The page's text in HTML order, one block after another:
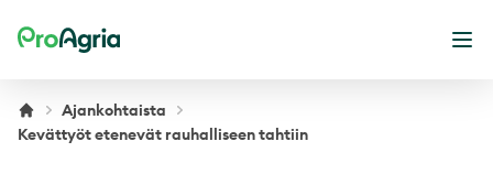
ProAgria
Ajankohtaista
Kevättyöt etenevät rauhalliseen tahtiin